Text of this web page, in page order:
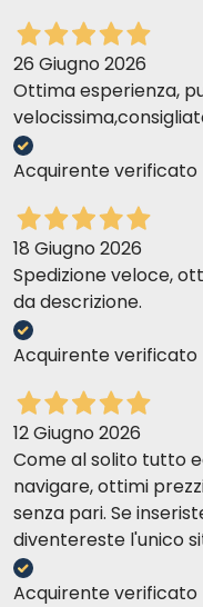
26 Giugno 2026
Ottima esperienza,
Acquirente verificato
18 Giugno 2026
Spedizione veloce,
da descrizione.
Acquirente verificato
12 Giugno 2026
Come al solito tutto
navigare, ottimi
senza pari. Se
diventereste l'unico
Acquirente verificato